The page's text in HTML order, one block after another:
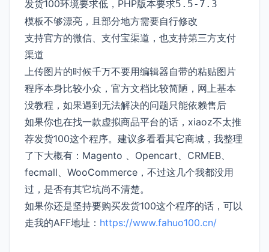
发货100环境要求低，PHP版本要求5.5-7.3
模板不够漂亮，且部分地方需要自行修改
支持官方的微信、支付宝渠道，也支持第三方支付
渠道
上传图片的时候千万不要用编辑器自带的粘贴图片
程序本身比较小众，官方文档比较简陋，网上基本
没教程，如果遇到无法解决的问题只能依赖售后
如果你也在找一款虚拟商品平台的话，xiaoz不太推
荐发货100这个程序。建议多看看其它商城，我整理
了下大概有：Magento 、Opencart、CRMEB、
fecmall、WooCommerce，不过这几个我都没用
过，是否有其它坑尚不清楚。
如果你还是坚持要购买发货100这个程序的话，可以
走我的AFF地址： https://www.fahuo100.cn/